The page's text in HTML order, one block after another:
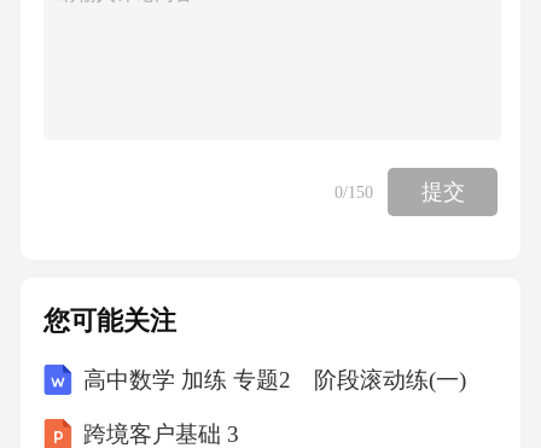
B.农民进城
【解析】本题考查中国特色社会主义理论体
乡发展需要充分发挥城市对农村的带动作用。
城市要把更多的经济和社会资源用于促进农村
0/150 提交
您可能关注
高中数学 加练 专题2 阶段滚动练(一)
跨境客户基础 3